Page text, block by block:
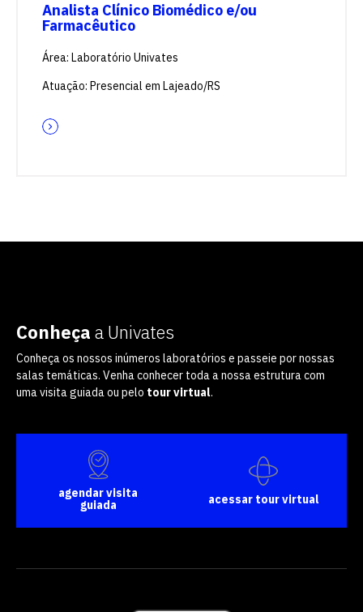
Analista Clínico Biomédico e/ou
Farmacêutico
Área: Laboratório Univates
Atuação: Presencial em Lajeado/RS
Conheça a Univates
Conheça os nossos inúmeros laboratórios e passeie por nossas
salas temáticas. Venha conhecer toda a nossa estrutura com
uma visita guiada ou pelo tour virtual.
agendar visita
guiada
acessar tour virtual